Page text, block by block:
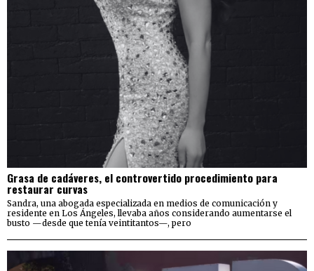
Grasa de cadáveres, el controvertido procedimiento para
restaurar curvas
Sandra, una abogada especializada en medios de comunicación y
residente en Los Ángeles, llevaba años considerando aumentarse el
busto —desde que tenía veintitantos—, pero